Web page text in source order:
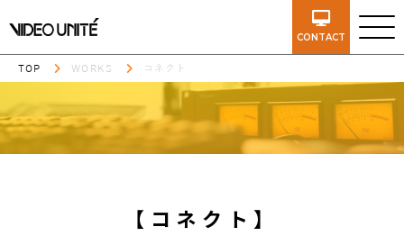
CONTACT
TOP WORKS コネクト
【コネクト】